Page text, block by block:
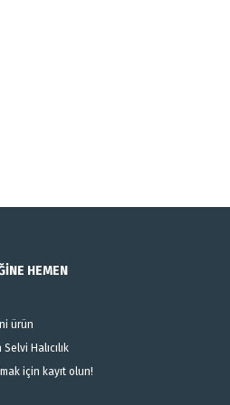
HEMEN
ürün
Halıcılık
için kayıt olun!